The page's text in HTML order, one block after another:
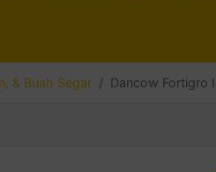
& Buah Segar Dancow Fortigro